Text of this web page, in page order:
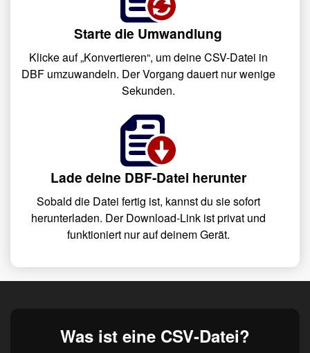
Starte die Umwandlung
Klicke auf „Konvertieren“, um deine CSV-Datei in
DBF umzuwandeln. Der Vorgang dauert nur wenige
Sekunden.
Lade deine DBF-Datei herunter
Sobald die Datei fertig ist, kannst du sie sofort
herunterladen. Der Download-Link ist privat und
funktioniert nur auf deinem Gerät.
Was ist eine CSV-Datei?